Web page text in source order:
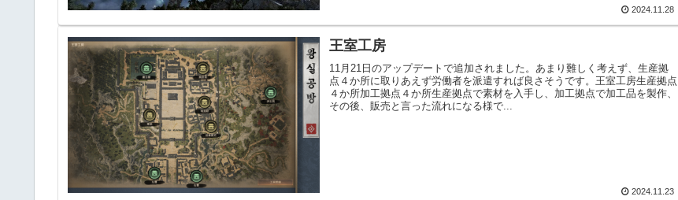
2024.11.28
王室工房
11月21日のアップデートで追加されました。あまり難しく考えず、生産拠
点４か所に取りあえず労働者を派遣すれば良さそうです。王室工房生産拠点
４か所加工拠点４か所生産拠点で素材を入手し、加工拠点で加工品を製作、
その後、販売と言った流れになる様で...
2024.11.23